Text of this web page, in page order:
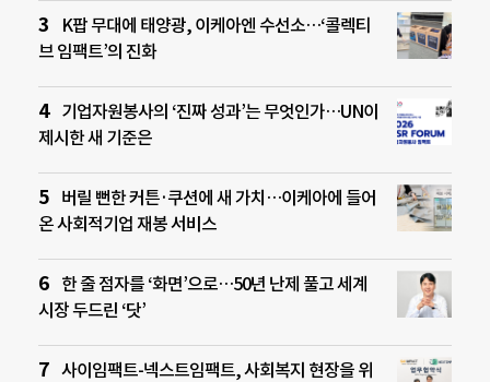
K팝 무대에 태양광, 이케아엔 수선소…‘콜렉티
브 임팩트’의 진화
기업자원봉사의 ‘진짜 성과’는 무엇인가…UN이
제시한 새 기준은
버릴 뻔한 커튼·쿠션에 새 가치…이케아에 들어
온 사회적기업 재봉 서비스
한 줄 점자를 ‘화면’으로…50년 난제 풀고 세계
시장 두드린 ‘닷’
사이임팩트-넥스트임팩트, 사회복지 현장을 위